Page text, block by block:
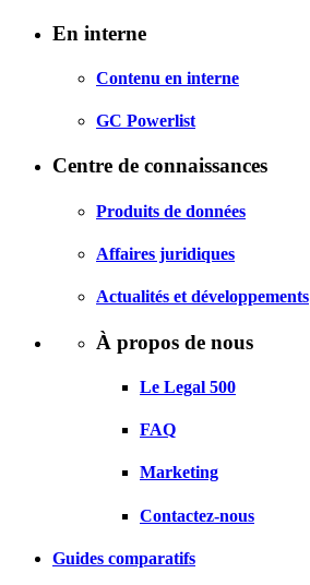
En interne
Contenu en interne
GC Powerlist
Centre de connaissances
Produits de données
Affaires juridiques
Actualités et développements
À propos de nous
Le Legal 500
FAQ
Marketing
Contactez-nous
Guides comparatifs